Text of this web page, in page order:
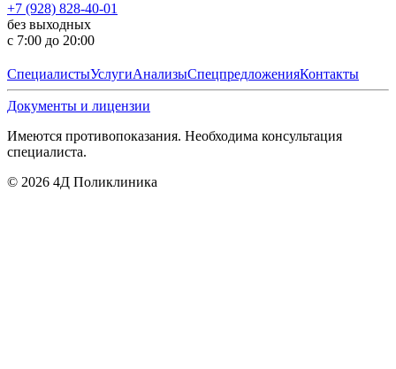
+7 (928) 828-40-01
без выходных
с 7:00 до 20:00
СпециалистыУслугиАнализыСпецпредложенияКонтакты
Документы и лицензии
Имеются противопоказания. Необходима консультация
специалиста.
© 2026 4Д Поликлиника